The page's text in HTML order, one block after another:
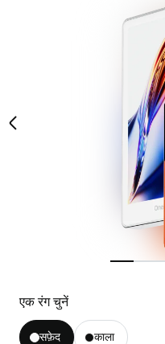
एक रंग चुनें
सफ़ेद काला